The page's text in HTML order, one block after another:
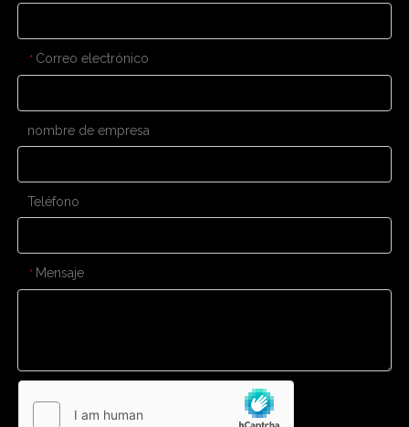
* Correo electrónico
nombre de empresa
Teléfono
* Mensaje